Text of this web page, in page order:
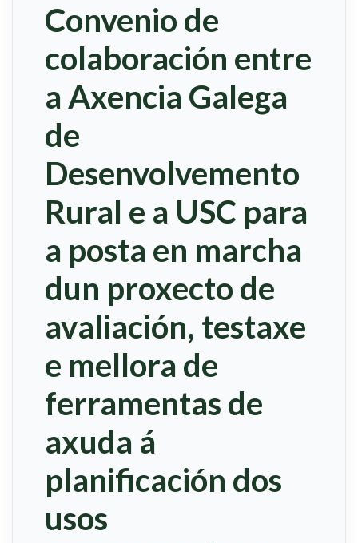
Convenio de
colaboración entre
a Axencia Galega
de
Desenvolvemento
Rural e a USC para
a posta en marcha
dun proxecto de
avaliación, testaxe
e mellora de
ferramentas de
axuda á
planificación dos
usos